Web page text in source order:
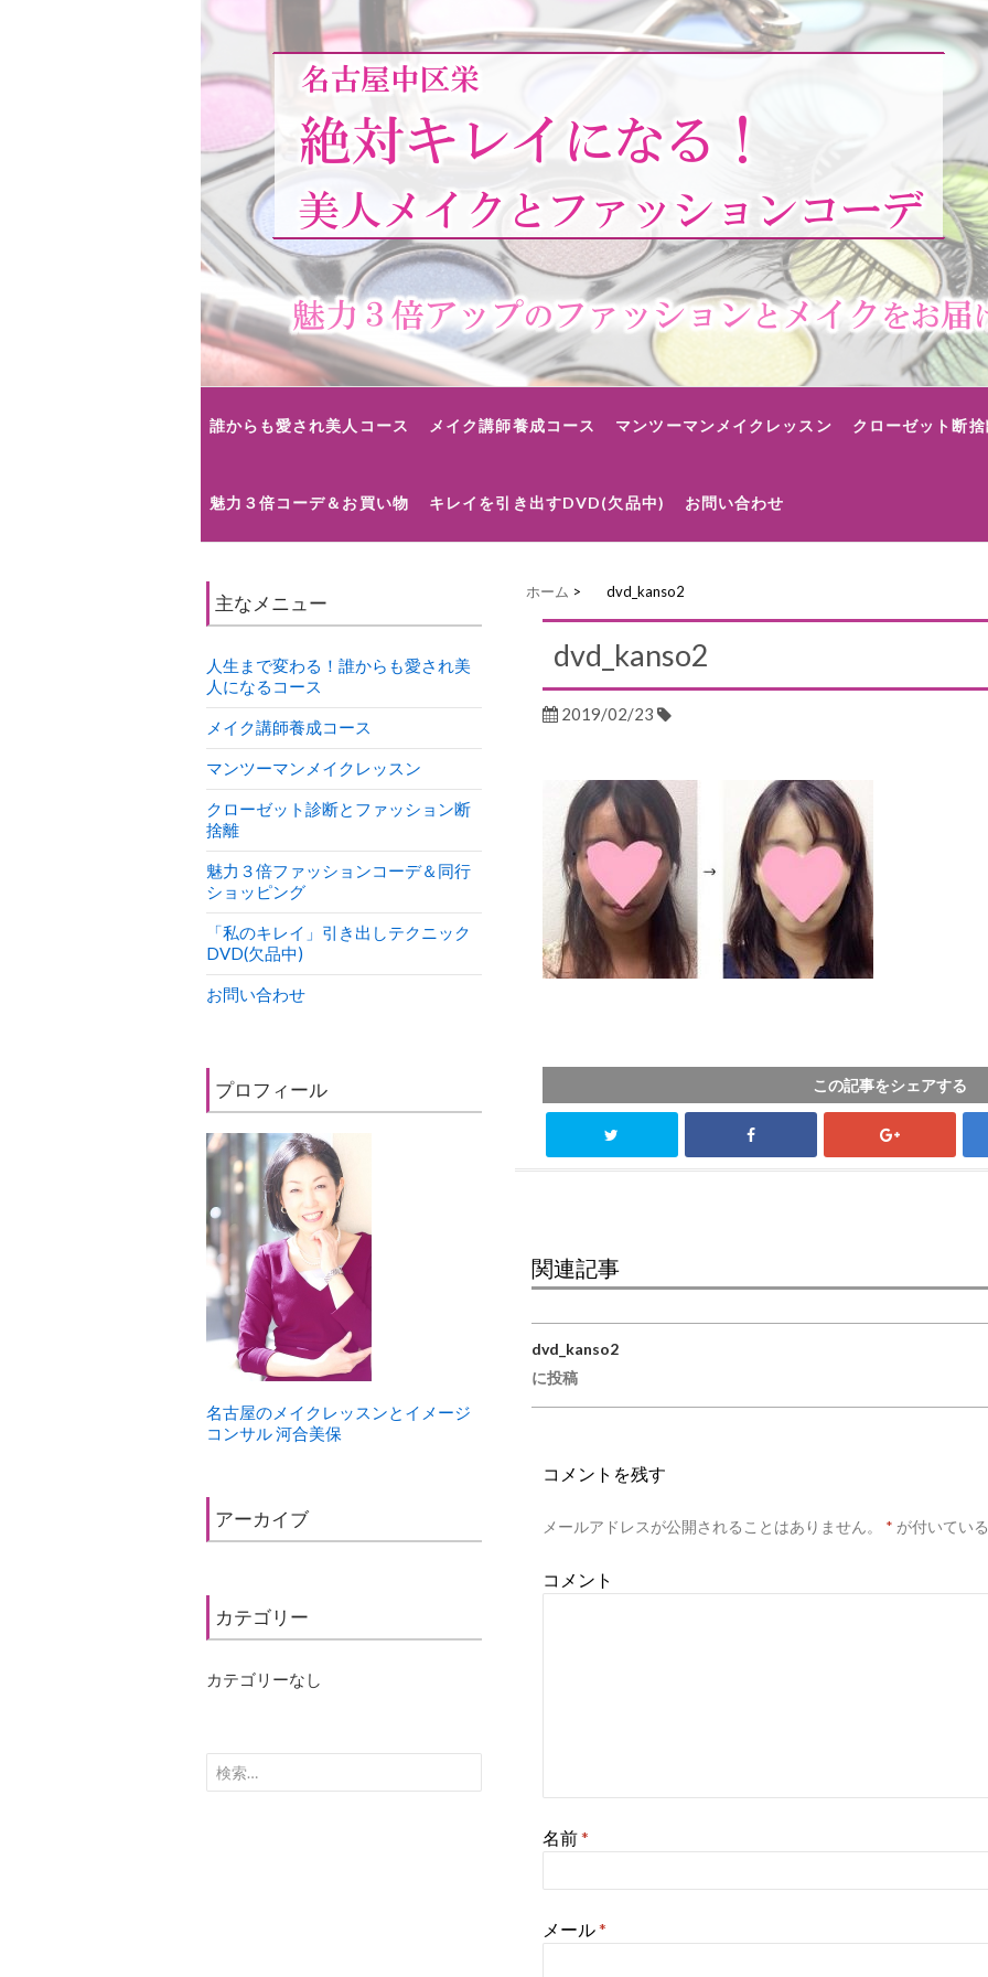
誰からも愛され美人コース
メイク講師養成コース マンツーマンメイクレッスン クローゼット断
魅力３倍コーデ＆お買い物 キレイを引き出すDVD(欠品中) お問い合わせ
ホーム > dvd_kanso2
dvd_kanso2
2019/02/23
この記事をシェアする
関連記事
投稿ナビゲーション
dvd_kanso2
に投稿
コメントを残す
メールアドレスが公開されることはありません。 * が付いてい
コメント
名前*
メール*
主なメニュー
人生まで変わる！誰からも愛され美
人になるコース
メイク講師養成コース
マンツーマンメイクレッスン
クローゼット診断とファッション断
捨離
魅力３倍ファッションコーデ＆同行
ショッピング
「私のキレイ」引き出しテクニック
DVD(欠品中)
お問い合わせ
プロフィール
名古屋のメイクレッスンとイメージ
コンサル 河合美保
アーカイブ
カテゴリー
カテゴリーなし
検索: